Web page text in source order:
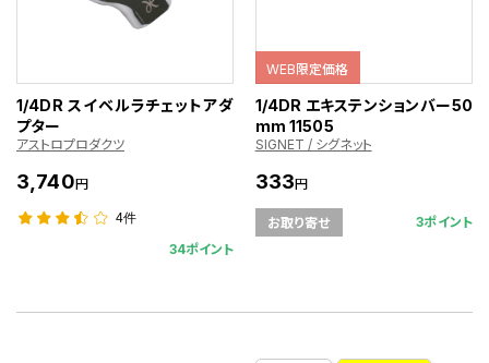
1/4DR スイベルラチェットアダ
プター
アストロプロダクツ
3,740円
4件
34ポイント
WEB限定価格
1/4DR エキステンションバー50
mm 11505
SIGNET / シグネット
333円
お取り寄せ 3ポイント